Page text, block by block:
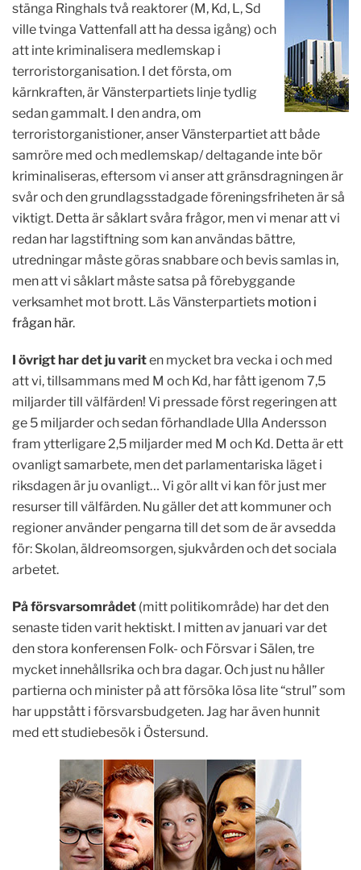
stänga Ringhals två reaktorer (M, Kd, L, Sd
ville tvinga Vattenfall att ha dessa igång) och
att inte kriminalisera medlemskap i
terroristorganisation. I det första, om
kärnkraften, är Vänsterpartiets linje tydlig
sedan gammalt. I den andra, om
terroristorganistioner, anser Vänsterpartiet att både
samröre med och medlemskap/ deltagande inte bör
kriminaliseras, eftersom vi anser att gränsdragningen är
svår och den grundlagsstadgade föreningsfriheten är så
viktigt. Detta är såklart svåra frågor, men vi menar att vi
redan har lagstiftning som kan användas bättre,
utredningar måste göras snabbare och bevis samlas in,
men att vi såklart måste satsa på förebyggande
verksamhet mot brott. Läs Vänsterpartiets motion i
frågan här.
I övrigt har det ju variten mycket bra vecka i och med
att vi, tillsammans med M och Kd, har fått igenom 7,5
miljarder till välfärden! Vi pressade först regeringen att
ge 5 miljarder och sedan förhandlade Ulla Andersson
fram ytterligare 2,5 miljarder med M och Kd. Detta är ett
ovanligt samarbete, men det parlamentariska läget i
riksdagen är ju ovanligt… Vi gör allt vi kan för just mer
resurser till välfärden. Nu gäller det att kommuner och
regioner använder pengarna till det som de är avsedda
för: Skolan, äldreomsorgen, sjukvården och det sociala
arbetet.
På försvarsområdet (mitt politikområde) har det den
senaste tiden varit hektiskt. I mitten av januari var det
den stora konferensen Folk- och Försvar i Sälen, tre
mycket innehållsrika och bra dagar. Och just nu håller
partierna och minister på att försöka lösa lite “strul” som
har uppstått i försvarsbudgeten. Jag har även hunnit
med ett studiebesök i Östersund.